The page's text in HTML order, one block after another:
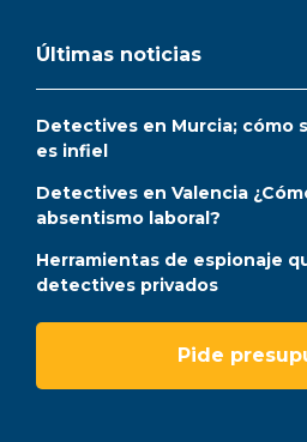
Últimas noticias
Detectives en Murcia; cómo
es infiel
Detectives en Valencia
absentismo laboral?
Herramientas de espionaje
detectives privados
Pide